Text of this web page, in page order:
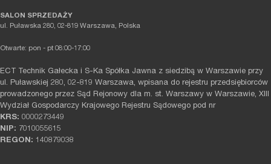
SALON SPRZEDAŻY
ul. Puławska 280, 02-819 Warszawa, Polska
Otwarte: pon - pt 08:00-17:00
ECT Technik Gałecka i S-Ka Spółka Jawna z siedzibą w Warszawie przy
ul. Puławskiej 280, 02-819 Warszawa, wpisana do rejestru przedsiębiorców
prowadzonego przez Sąd Rejonowy dla m. st. Warszawy w Warszawie, XIII
Wydział Gospodarczy Krajowego Rejestru Sądowego pod nr
KRS: 0000273449
NIP: 7010055615
REGON: 140879038